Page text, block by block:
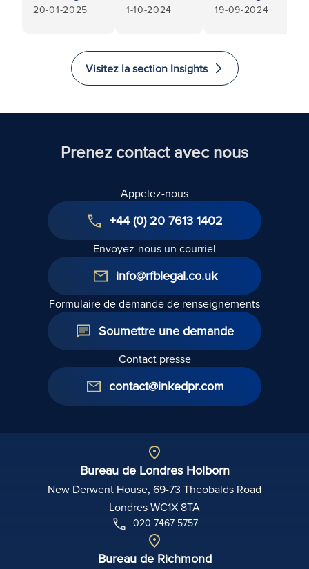
dans les
20-01-2025
contre la
rapide pour
protéger la
d'expression
réputation
1-10-2024
dans les
19-09-2024
?
Visitez la section Insights
Prenez contact avec nous
Appelez-nous
+44 (0) 20 7613 1402
Envoyez-nous un courriel
info@rfblegal.co.uk
Formulaire de demande de renseignements
Soumettre une demande
Contact presse
contact@inkedpr.com
Bureau de Londres Holborn
New Derwent House, 69-73 Theobalds Road
Londres WC1X 8TA
020 7467 5757
Bureau de Richmond